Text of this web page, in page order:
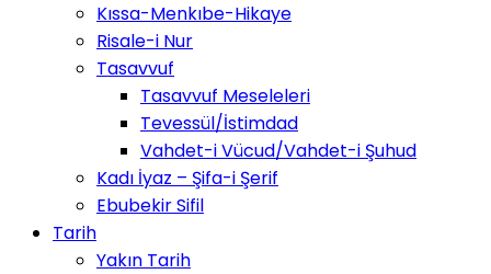
Kıssa-Menkıbe-Hikaye
Risale-i Nur
Tasavvuf
Tasavvuf Meseleleri
Tevessül/İstimdad
Vahdet-i Vücud/Vahdet-i Şuhud
Kadı İyaz – Şifa-i Şerif
Ebubekir Sifil
Tarih
Yakın Tarih